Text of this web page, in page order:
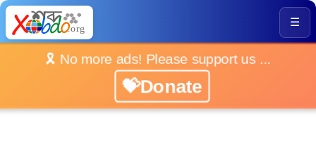
☰
🎗️ No more ads! Please support us ...
💝Donate